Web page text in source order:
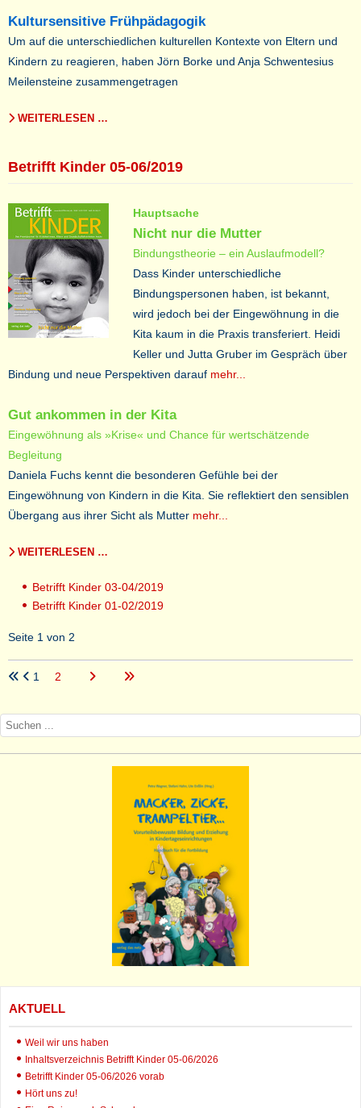
Kultursensitive Frühpädagogik
Um auf die unterschiedlichen kulturellen Kontexte von Eltern und
Kindern zu reagieren, haben Jörn Borke und Anja Schwentesius
Meilensteine zusammengetragen
WEITERLESEN …
Betrifft Kinder 05-06/2019
Hauptsache
Nicht nur die Mutter
Bindungstheorie – ein Auslaufmodell?
Dass Kinder unterschiedliche
Bindungspersonen haben, ist bekannt,
wird jedoch bei der Eingewöhnung in die
Kita kaum in die Praxis transferiert. Heidi
Keller und Jutta Gruber im Gespräch über
Bindung und neue Perspektiven darauf mehr...
Gut ankommen in der Kita
Eingewöhnung als »Krise« und Chance für wertschätzende
Begleitung
Daniela Fuchs kennt die besonderen Gefühle bei der
Eingewöhnung von Kindern in die Kita. Sie reflektiert den sensiblen
Übergang aus ihrer Sicht als Mutter mehr...
WEITERLESEN …
Betrifft Kinder 03-04/2019
Betrifft Kinder 01-02/2019
Seite 1 von 2
1 2
AKTUELL
Weil wir uns haben
Inhaltsverzeichnis Betrifft Kinder 05-06/2026
Betrifft Kinder 05-06/2026 vorab
Hört uns zu!